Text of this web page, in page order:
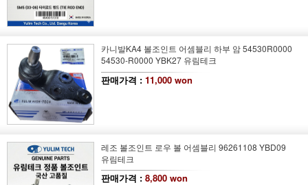
카니발KA4 볼조인트 어셈블리 하부 암 54530R0000
54530-R0000 YBK27 유림테크
판매가격 : 11,000 won
레조 볼조인트 로우 볼 어셈블리 96261108 YBD09
유림테크
판매가격 : 8,800 won